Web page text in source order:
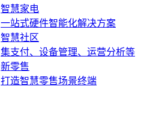
智慧家电
一站式硬件智能化解决方案
智慧社区
集支付、设备管理、运营分析等
新零售
打造智慧零售场景终端